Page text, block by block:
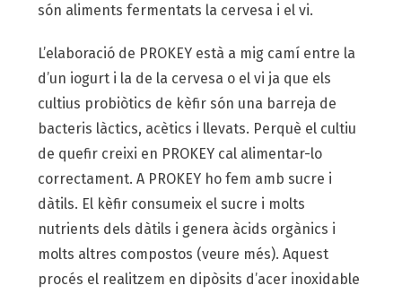
són aliments fermentats la cervesa i el vi.
L’elaboració de PROKEY està a mig camí entre la
d’un iogurt i la de la cervesa o el vi ja que els
cultius probiòtics de kèfir són una barreja de
bacteris làctics, acètics i llevats. Perquè el cultiu
de quefir creixi en PROKEY cal alimentar-lo
correctament. A PROKEY ho fem amb sucre i
dàtils. El kèfir consumeix el sucre i molts
nutrients dels dàtils i genera àcids orgànics i
molts altres compostos (veure més). Aquest
procés el realitzem en dipòsits d’acer inoxidable